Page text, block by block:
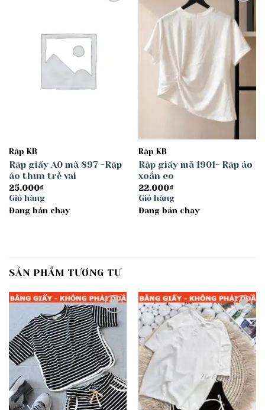
Rập KB
Rập giấy A0 mã 897 -Rập
áo thun trễ vai
25.000₫
Giỏ hàng
Đang bán chạy
wishlist
Rập KB
Rập giấy mã 1901- Rập áo
xoắn eo
22.000₫
Giỏ hàng
Đang bán chạy
SẢN PHẨM TƯƠNG TỰ
Add to
wishlist
Add to
wishlist